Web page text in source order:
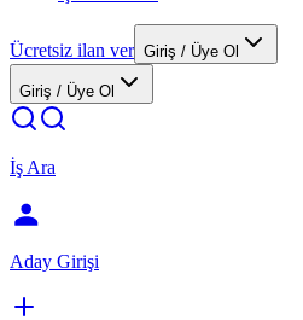
Ücretsiz ilan ver Giriş / Üye Ol
Giriş / Üye Ol
İş Ara
Aday Girişi